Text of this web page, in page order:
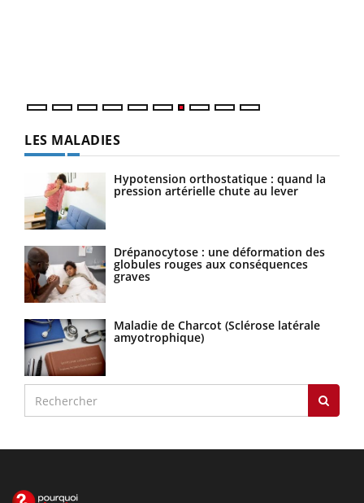
LES MALADIES
Hypotension orthostatique : quand la
pression artérielle chute au lever
Drépanocytose : une déformation des
globules rouges aux conséquences
graves
Maladie de Charcot (Sclérose latérale
amyotrophique)